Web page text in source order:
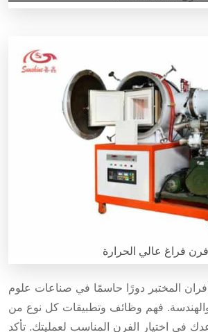
فرن القشرة الكهربائي بدرجة حرارة 1400 درجة مئوية من شركة
لبنة ألومينا عالية الجودة وعناصر تسخين من
مع تصميم خاص. يمكن استخدام هذا الفرن
المختبري حتى درجة حرارة 1400 درجة مئوية. إنه فرن كهربائي
والسنترة في مختبر البحث الخاص بك. فرن
1400 درجة مئوية […]
فرن فراغ عالي الحرارة
للمختبر عالي الحرارة، الحد الأقصى
فرن المعالجة الحرارية بالفراغ عالي الفراغ.
الحرارة للفراغ فعّال من حيث التكلفة. الحد
المختبر دورًا حاسمًا في صناعات علوم
والهندسة. فهم وظائف وتطبيقات كل نوع من
في اختيار الفرن المناسب لعمليتك. تأكد